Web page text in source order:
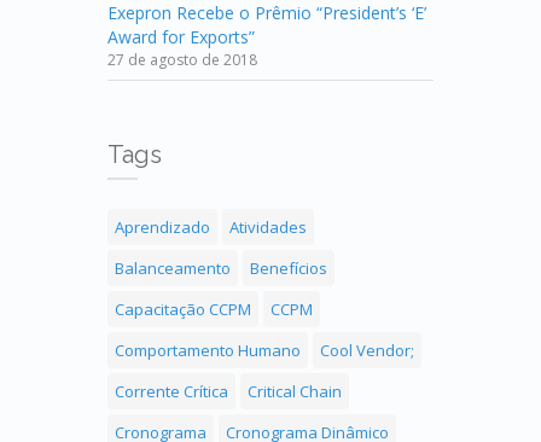
Exepron Recebe o Prêmio “President’s ‘E’
Award for Exports”
27 de agosto de 2018
Tags
Aprendizado
Atividades
Balanceamento
Benefícios
Capacitação CCPM
CCPM
Comportamento Humano
Cool Vendor;
Corrente Crítica
Critical Chain
Cronograma
Cronograma Dinâmico